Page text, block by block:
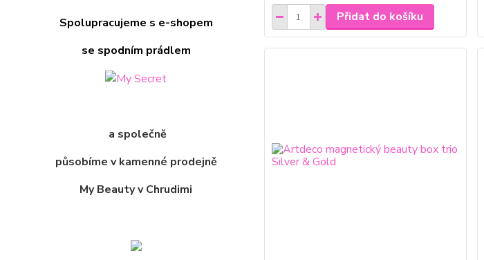
Spolupracujeme s e-shopem
se spodním prádlem
a společně
působíme v kamenné prodejně
My Beauty v Chrudimi
Přidat do košíku